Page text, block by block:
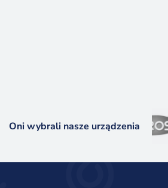
Oni wybrali nasze urządzenia